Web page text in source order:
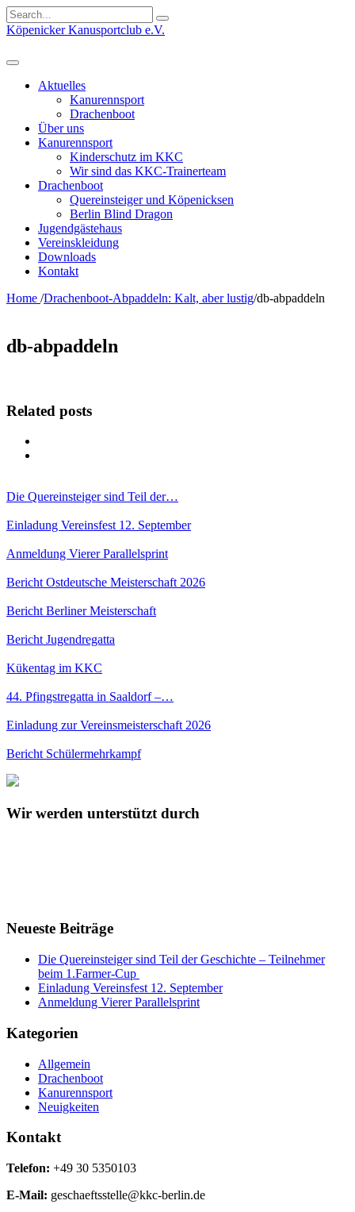
Search
for:
Köpenicker Kanusportclub e.V.
Aktuelles
Kanurennsport
Drachenboot
Über uns
Kanurennsport
Kinderschutz im KKC
Wir sind das KKC-Trainerteam
Drachenboot
Quereinsteiger und Köpenicksen
Berlin Blind Dragon
Jugendgästehaus
Vereinskleidung
Downloads
Kontakt
Home /Drachenboot-Abpaddeln: Kalt, aber lustig/db-abpaddeln
db-abpaddeln
Related posts
Die Quereinsteiger sind Teil der…
Einladung Vereinsfest 12. September
Anmeldung Vierer Parallelsprint
Bericht Ostdeutsche Meisterschaft 2026
Bericht Berliner Meisterschaft
Bericht Jugendregatta
Kükentag im KKC
44. Pfingstregatta in Saaldorf –…
Einladung zur Vereinsmeisterschaft 2026
Bericht Schülermehrkampf
Wir werden unterstützt durch
Neueste Beiträge
Die Quereinsteiger sind Teil der Geschichte – Teilnehmer
beim 1.Farmer-Cup
Einladung Vereinsfest 12. September
Anmeldung Vierer Parallelsprint
Kategorien
Allgemein
Drachenboot
Kanurennsport
Neuigkeiten
Kontakt
Telefon: +49 30 5350103
E-Mail: geschaeftsstelle@kkc-berlin.de